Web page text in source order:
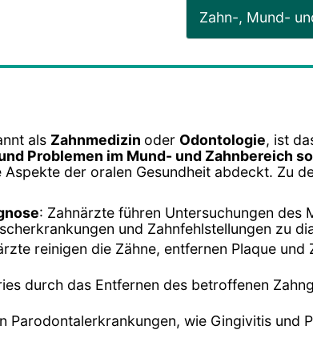
Zahn-, Mund-
als Zahnmedizin oder Odontologie, ist
Problemen im Mund- und Zahnbereich
der oralen Gesundheit abdeckt. Zu
: Zahnärzte führen Untersuchungen des
und Zahnfehlstellungen zu
reinigen die Zähne, entfernen Plaque
durch das Entfernen des betroffenen
Parodontalerkrankungen, wie Gingivitis und